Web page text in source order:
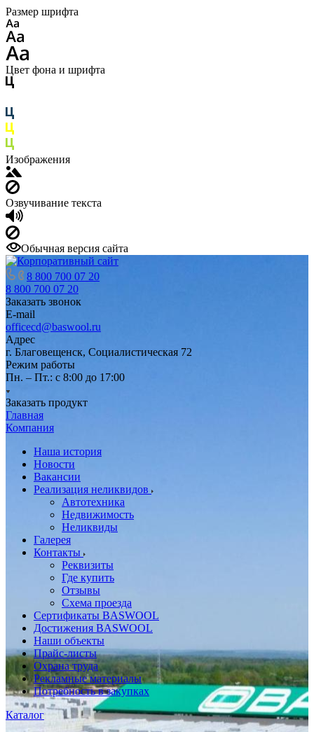
Размер шрифта
Цвет фона и шрифта
Изображения
Озвучивание текста
Обычная версия сайта
8 800 700 07 20
8 800 700 07 20
Заказать звонок
E-mail
officecd@baswool.ru
Адрес
г. Благовещенск, Социалистическая 72
Режим работы
Пн. – Пт.: с 8:00 до 17:00
Заказать продукт
Главная
Компания
Наша история
Новости
Вакансии
Реализация неликвидов
Автотехника
Недвижимость
Неликвиды
Галерея
Контакты
Реквизиты
Где купить
Отзывы
Схема проезда
Сертификаты BASWOOL
Достижения BASWOOL
Наши объекты
Прайс-листы
Охрана труда
Рекламные материалы
Потребность в закупках
Каталог